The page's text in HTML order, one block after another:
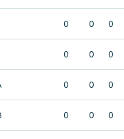
0 0 0
0 0 0
0 0 0
0 0 0